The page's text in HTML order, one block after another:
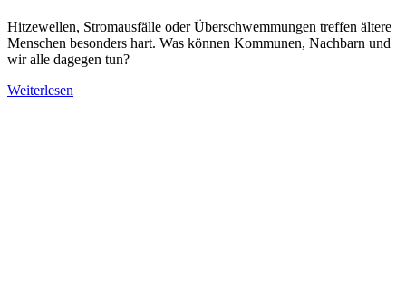
Hitzewellen, Stromausfälle oder Überschwemmungen treffen ältere
Menschen besonders hart. Was können Kommunen, Nachbarn und
wir alle dagegen tun?
Weiterlesen